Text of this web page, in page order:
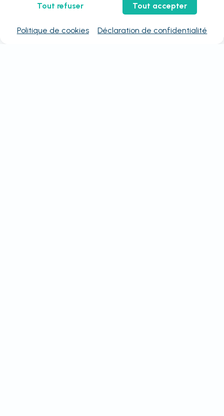
Tout refuser Tout accepter
Politique de cookies Déclaration de confidentialité